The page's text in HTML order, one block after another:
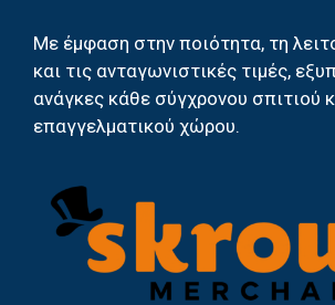
Με έμφαση στην ποιότητα, τη
και τις ανταγωνιστικές τιμές,
ανάγκες κάθε σύγχρονου σπιτιού
επαγγελματικού χώρου.